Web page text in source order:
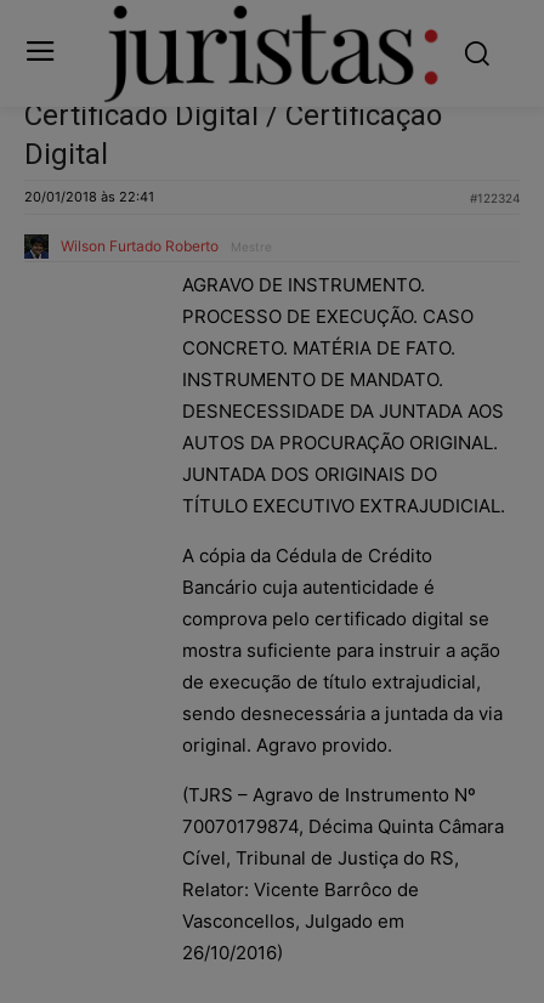
Certificado Digital / Certificação
Digital
20/01/2018 às 22:41 #122324
Wilson Furtado Roberto Mestre
AGRAVO DE INSTRUMENTO.
PROCESSO DE EXECUÇÃO. CASO
CONCRETO. MATÉRIA DE FATO.
INSTRUMENTO DE MANDATO.
DESNECESSIDADE DA JUNTADA AOS
AUTOS DA PROCURAÇÃO ORIGINAL.
JUNTADA DOS ORIGINAIS DO
TÍTULO EXECUTIVO EXTRAJUDICIAL.
A cópia da Cédula de Crédito
Bancário cuja autenticidade é
comprova pelo certificado digital se
mostra suficiente para instruir a ação
de execução de título extrajudicial,
sendo desnecessária a juntada da via
original. Agravo provido.
(TJRS – Agravo de Instrumento Nº
70070179874, Décima Quinta Câmara
Cível, Tribunal de Justiça do RS,
Relator: Vicente Barrôco de
Vasconcellos, Julgado em
26/10/2016)